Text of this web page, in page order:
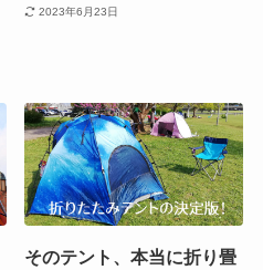
2023年6月23日
そのテント、本当に折り畳